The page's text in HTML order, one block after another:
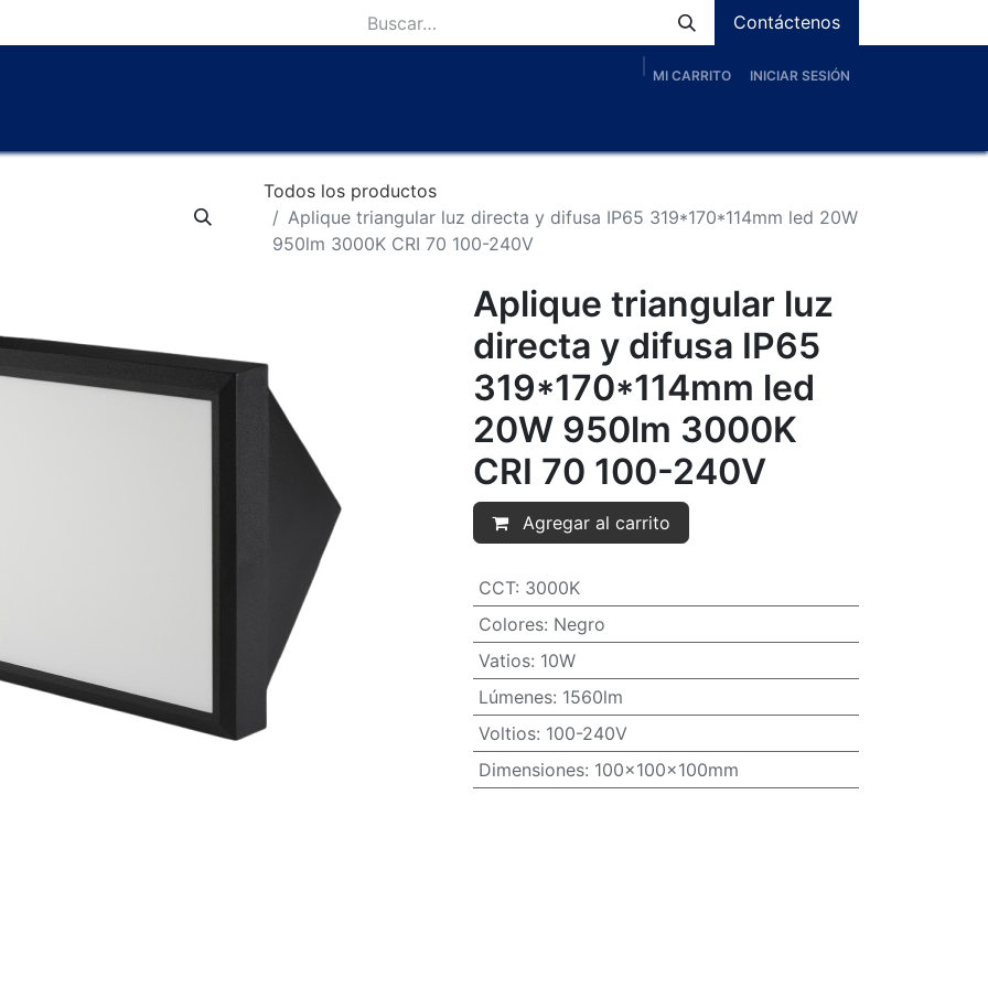
Contáctenos
MI CARRITO INICIAR SESIÓN
Todos los productos
Aplique triangular luz directa y difusa IP65 319*170*114mm led 20W
950lm 3000K CRI 70 100-240V
Aplique triangular luz
directa y difusa IP65
319*170*114mm led
20W 950lm 3000K
CRI 70 100-240V
Agregar al carrito
CCT: 3000K
Colores: Negro
Vatios: 10W
Lúmenes: 1560lm
Voltios: 100-240V
Dimensiones: 100x100x100mm